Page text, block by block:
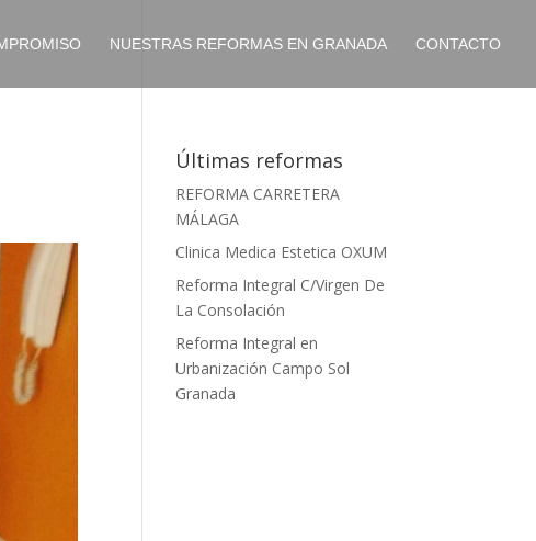
NUESTRAS REFORMAS EN GRANADA CONTACTO
Últimas reformas
REFORMA CARRETERA
MÁLAGA
Clinica Medica Estetica OXUM
Reforma Integral C/Virgen De
La Consolación
Reforma Integral en
Urbanización Campo Sol
Granada